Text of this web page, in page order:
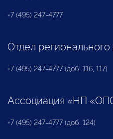
+7 (495) 247-4777
Отдел регионального
+7 (495) 247-4777 (доб. 116, 117)
Ассоциация «НП
+7 (495) 247-4777 (доб. 124)